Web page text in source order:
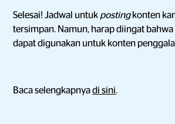
Selesai! Jadwal untuk posting konten
tersimpan. Namun, harap diingat
dapat digunakan untuk konten
Baca selengkapnyadi sini.